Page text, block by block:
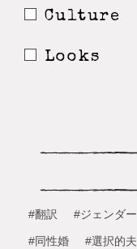
Culture
Looks
#翻訳 #ジェンダー
#同性婚 #選択的